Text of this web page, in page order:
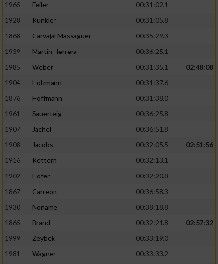
1965
Feiler
00:31:02.1
1928
Kunkler
00:31:05.8
1868
Carvajal Massaguer
00:35:29.3
1939
Martin Herrera
00:36:25.1
1985
Weber 00:31:35.1
02:48:08
1904
Holzmann
00:31:37.6
1876
Hoffmann
00:31:38.0
1961
Sauerteig
00:36:25.8
1907
Jächel
00:36:51.8
1908
Jacobs 00:32:05.5
02:51:56
1916
Kettern
00:32:13.1
1902
Höfer
00:32:20.8
1867
Carreon
00:36:58.3
1930
Noname
00:38:18.8
1865
Brand 00:32:21.8
02:57:32
1999
Zeybek
00:33:19.0
1981
Wagner 00:33:33.2